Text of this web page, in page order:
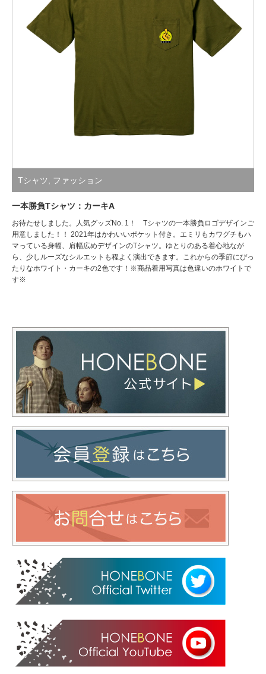
Tシャツ ファッション
一本勝負Tシャツ：カーキA
お待たせしました。人気グッズNo. 1！ Tシャツの一本勝負ロゴデザインご
用意しました！！ 2021年はかわいいポケット付き。エミリもカワグチもハ
マっている身幅、肩幅広めデザインのTシャツ。ゆとりのある着心地なが
ら、少しルーズなシルエットも程よく演出できます。これからの季節にぴっ
たりなホワイト・カーキの2色です！※商品着用写真は色違いのホワイトで
す※